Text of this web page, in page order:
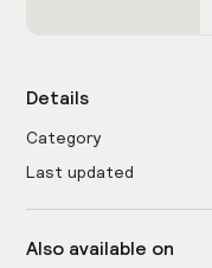
Details
Category
Last updated
Also available on